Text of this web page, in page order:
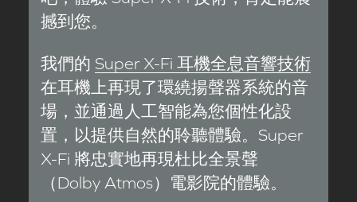
撼到您。
我們的 Super X-Fi 耳機全息音響技術
在耳機上再現了環繞揚聲器系統的音
場，並通過人工智能為您個性化設
置，以提供自然的聆聽體驗。Super
X-Fi 將忠實地再現杜比全景聲
（Dolby Atmos）電影院的體驗。